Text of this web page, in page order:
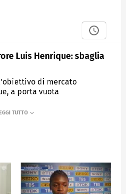
Luis Henrique: sbaglia
di mercato
a porta vuota